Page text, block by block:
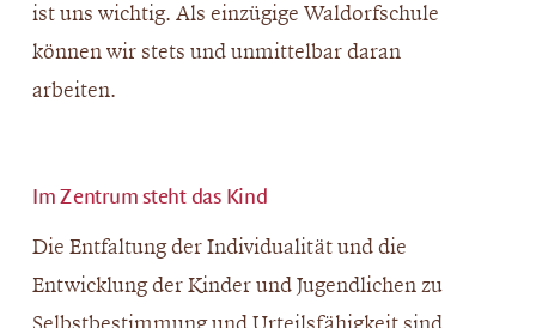
ist uns wichtig. Als einzügige Waldorfschule
können wir stets und unmittelbar daran
arbeiten.
Im Zentrum steht das Kind
Die Entfaltung der Individualität und die
Entwicklung der Kinder und Jugendlichen zu